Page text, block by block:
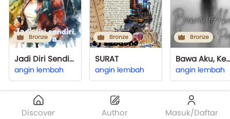
Discover Author Masuk/Daftar
Bronze
Jadi Diri Sendiri Aja, Ta...
angin lembah
Bronze
SURAT
angin lembah
Bronze
Bawa Aku, Kemana Kau Pergi
angin lembah